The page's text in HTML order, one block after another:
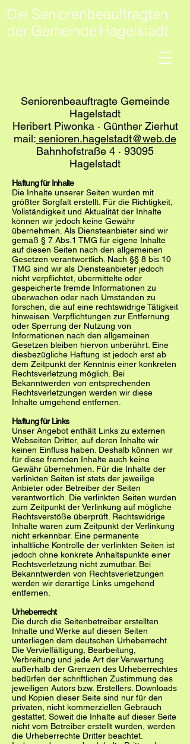
Die Seniorenbeauftragten
der Gemeinde Hagelstadt
Seniorenbeauftragte Gemeinde
Hagelstadt
Heribert Piwonka · Günther Zierhut
mail: senioren.hagelstadt@web.de
Bahnhofstraße 4 · 93095
Hagelstadt
Haftung für Inhalte
Die Inhalte unserer Seiten wurden mit
größter Sorgfalt erstellt. Für die Richtigkeit,
Vollständigkeit und Aktualität der Inhalte
können wir jedoch keine Gewähr
übernehmen. Als Diensteanbieter sind wir
gemäß § 7 Abs.1 TMG für eigene Inhalte
auf diesen Seiten nach den allgemeinen
Gesetzen verantwortlich. Nach §§ 8 bis 10
TMG sind wir als Diensteanbieter jedoch
nicht verpflichtet, übermittelte oder
gespeicherte fremde Informationen zu
überwachen oder nach Umständen zu
forschen, die auf eine rechtswidrige Tätigkeit
hinweisen. Verpflichtungen zur Entfernung
oder Sperrung der Nutzung von
Informationen nach den allgemeinen
Gesetzen bleiben hiervon unberührt. Eine
diesbezügliche Haftung ist jedoch erst ab
dem Zeitpunkt der Kenntnis einer konkreten
Rechtsverletzung möglich. Bei
Bekanntwerden von entsprechenden
Rechtsverletzungen werden wir diese
Inhalte umgehend entfernen.
Haftung für Links
Unser Angebot enthält Links zu externen
Webseiten Dritter, auf deren Inhalte wir
keinen Einfluss haben. Deshalb können wir
für diese fremden Inhalte auch keine
Gewähr übernehmen. Für die Inhalte der
verlinkten Seiten ist stets der jeweilige
Anbieter oder Betreiber der Seiten
verantwortlich. Die verlinkten Seiten wurden
zum Zeitpunkt der Verlinkung auf mögliche
Rechtsverstöße überprüft. Rechtswidrige
Inhalte waren zum Zeitpunkt der Verlinkung
nicht erkennbar. Eine permanente
inhaltliche Kontrolle der verlinkten Seiten ist
jedoch ohne konkrete Anhaltspunkte einer
Rechtsverletzung nicht zumutbar. Bei
Bekanntwerden von Rechtsverletzungen
werden wir derartige Links umgehend
entfernen.
Urheberrecht
Die durch die Seitenbetreiber erstellten
Inhalte und Werke auf diesen Seiten
unterliegen dem deutschen Urheberrecht.
Die Vervielfältigung, Bearbeitung,
Verbreitung und jede Art der Verwertung
außerhalb der Grenzen des Urheberrechtes
bedürfen der schriftlichen Zustimmung des
jeweiligen Autors bzw. Erstellers. Downloads
und Kopien dieser Seite sind nur für den
privaten, nicht kommerziellen Gebrauch
gestattet. Soweit die Inhalte auf dieser Seite
nicht vom Betreiber erstellt wurden, werden
die Urheberrechte Dritter beachtet.